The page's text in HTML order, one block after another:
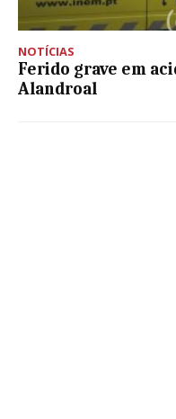
NOTÍCIAS
Ferido grave em
Alandroal